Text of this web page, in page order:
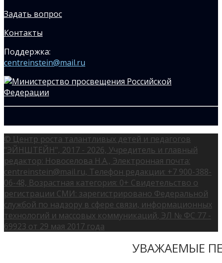
Задать вопрос
Контакты
Поддержка:
centreinstein@mail.ru
© Центр роста талантливых детей и педагогов
"ЭЙНШТЕЙН", 2017 - 2026, Учредитель и главный
редактор: Новоселова Н.А., Электронная почта:
centreinstein@mail.ru, Телефон редакции: +7 900-388-
06-48, Возрастная категория: 0+ Свидетельство о
регистрации СМИ: зарегистрировано Федеральной
службой по надзору в сфере связи, информационных
технологий и массовых коммуникаций, ЭЛ № ФС 77 -
69923 от 29 мая 2017 года
УВАЖАЕМЫЕ